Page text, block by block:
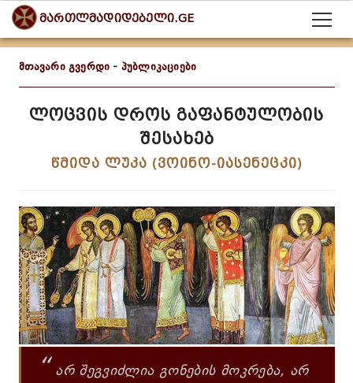
მართლმადიდებელი.GE
მთავარი გვერდი - პუბლიკაციები
ლოცვის დროს გაფანტულობის
შესახებ
წმიდა ლუკა (ვოინო-იასენეცკი)
“ არ შეგვიძლია გონების მოკრება, არ